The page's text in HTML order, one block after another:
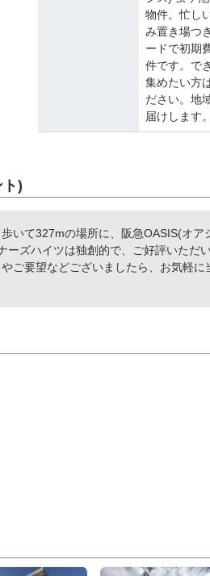
物件。忙し
み置き場つ
ードで初期
件です。で
集めたい方
ださい。地
届けします。
)
いて327mの場所に、阪急OASIS(オア
ズハイツは独創的で、ご好評いただ
ご要望などございましたら、お気軽に